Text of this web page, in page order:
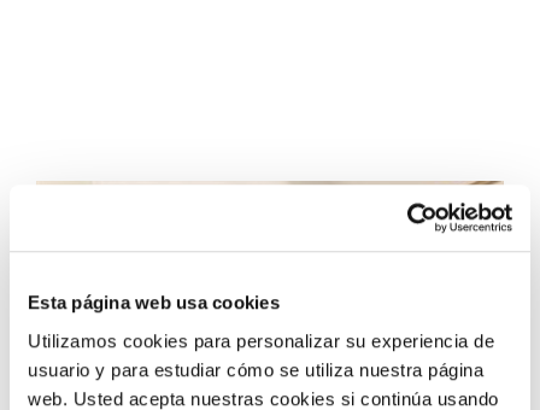
Esta página web usa cookies
Utilizamos cookies para personalizar su experiencia de
usuario y para estudiar cómo se utiliza nuestra página
web. Usted acepta nuestras cookies si continúa usando